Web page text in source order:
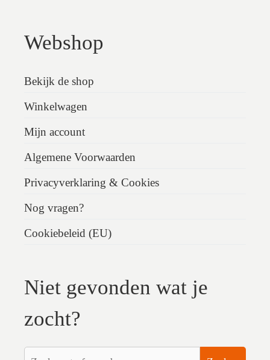
Webshop
Bekijk de shop
Winkelwagen
Mijn account
Algemene Voorwaarden
Privacyverklaring & Cookies
Nog vragen?
Cookiebeleid (EU)
Niet gevonden wat je
zocht?